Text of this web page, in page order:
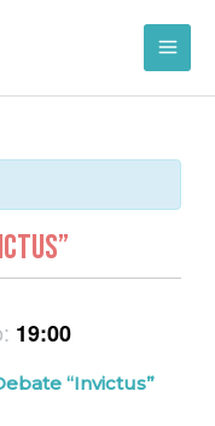
19:00
“Invictus”